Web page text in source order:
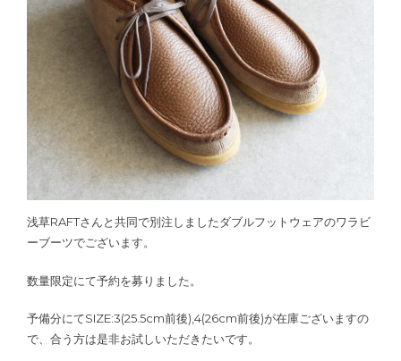
浅草RAFTさんと共同で別注しましたダブルフットウェアのワラビ
ーブーツでございます。
数量限定にて予約を募りました。
予備分にてSIZE:3(25.5cm前後),4(26cm前後)が在庫ございますの
で、合う方は是非お試しいただきたいです。